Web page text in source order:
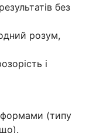
без
розум,
і
(типу